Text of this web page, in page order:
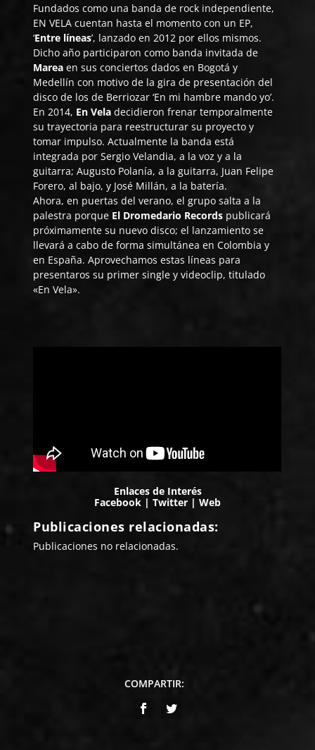
Fundados como una banda de rock independiente,
EN VELA cuentan hasta el momento con un EP,
‘Entre líneas’, lanzado en 2012 por ellos mismos.
Dicho año participaron como banda invitada de
Mareaen sus conciertos dados en Bogotá y
Medellín con motivo de la gira de presentación del
disco de los de Berriozar ‘En mi hambre mando yo’.
En 2014, En Vela decidieron frenar temporalmente
su trayectoria para reestructurar su proyecto y
tomar impulso. Actualmente la banda está
integrada por Sergio Velandia, a la voz y a la
guitarra; Augusto Polanía, a la guitarra, Juan Felipe
Forero, al bajo, y José Millán, a la batería.
Ahora, en puertas del verano, el grupo salta a la
palestra porque El Dromedario Records publicará
próximamente su nuevo disco; el lanzamiento se
llevará a cabo de forma simultánea en Colombia y
en España. Aprovechamos estas líneas para
presentaros su primer single y videoclip, titulado
«En Vela».
Enlaces de Interés
Facebook | Twitter | Web
Publicaciones relacionadas:
Publicaciones no relacionadas.
COMPARTIR: